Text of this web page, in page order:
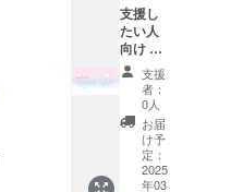
ド 描き
下ろし
チェキ
オリジ
ナルス
テッ
カー
（8cm
お披露
目ツ
イート
のツ
リー
欄、概
要欄で
文字の
みの紹
介予定
支援し
たい人
向け ク
レジッ
トに名
前記載
（記載
してほ
しい名
前を備
考欄に
支援
者：
0人
お届
け予
定：
2025
年03